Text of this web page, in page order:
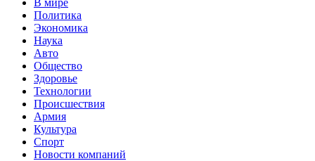
В мире
Политика
Экономика
Наука
Авто
Общество
Здоровье
Технологии
Происшествия
Армия
Культура
Спорт
Новости компаний